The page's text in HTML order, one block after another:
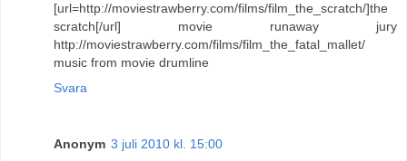
[url=http://moviestrawberry.com/films/film_the_scratch/]the
scratch[/url] movie runaway jury
http://moviestrawberry.com/films/film_the_fatal_mallet/
music from movie drumline
Svara
Anonym 3 juli 2010 kl. 15:00